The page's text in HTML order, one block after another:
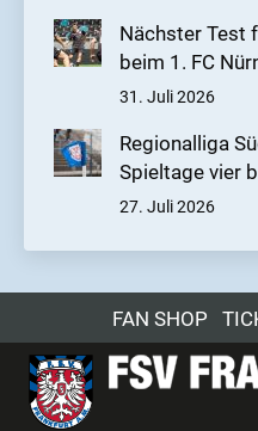
Nächster Test
beim 1. FC
31. Juli 2026
Regionalliga
Spieltage vier
27. Juli 2026
FAN SHOP